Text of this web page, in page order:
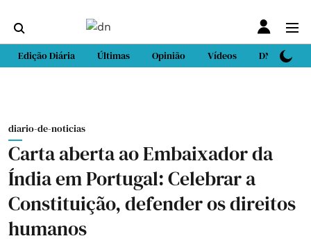
Edição Diária Últimas Opinião Vídeos DN Sport
diario-de-noticias
Carta aberta ao Embaixador da
Índia em Portugal: Celebrar a
Constituição, defender os direitos
humanos